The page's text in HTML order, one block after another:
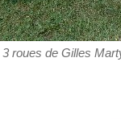
roues de Gilles